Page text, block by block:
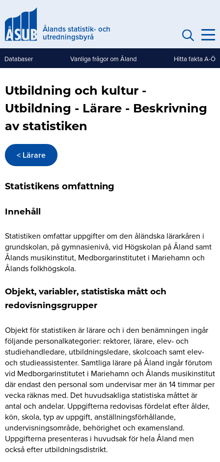
till
huvudinnehållÅlands statistik- och
utredningsbyrå
Genvägar
Databaser Vanliga frågor om Åland Hitta fakta A-Ö
Utbildning och kultur -
Utbildning - Lärare - Beskrivning
av statistiken
< Lärare
Statistikens omfattning
Innehåll
Statistiken omfattar uppgifter om den åländska lärarkåren i
grundskolan, på gymnasienivå, vid Högskolan på Åland samt
Ålands musikinstitut, Medborgarinstitutet i Mariehamn och
Ålands folkhögskola.
Objekt, variabler, statistiska mått och
redovisningsgrupper
Objekt för statistiken är lärare och i den benämningen ingår
följande personalkategorier: rektorer, lärare, elev- och
studiehandledare, utbildningsledare, skolcoach samt elev-
och studieassistenter. Samtliga lärare på Åland ingår förutom
vid Medborgarinstitutet i Mariehamn och Ålands musikinstitut
där endast den personal som undervisar mer än 14 timmar per
vecka räknas med. Det huvudsakliga statistiska måttet är
antal och andelar. Uppgifterna redovisas fördelat efter ålder,
kön, skola, typ av uppgift, anställningsförhållande,
undervisningsområde, behörighet och examensland.
Uppgifterna presenteras i huvudsak för hela Åland men
också efter utbildningsdistrikt.